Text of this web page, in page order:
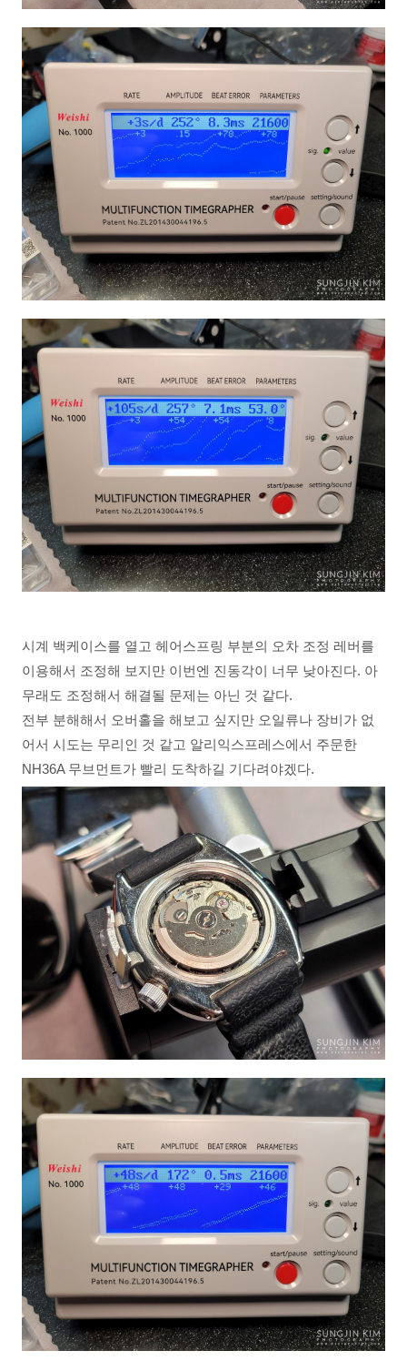
시계 백케이스를 열고 헤어스프링 부분의 오차 조정 레버를
이용해서 조정해 보지만 이번엔 진동각이 너무 낮아진다. 아
무래도 조정해서 해결될 문제는 아닌 것 같다.
전부 분해해서 오버홀을 해보고 싶지만 오일류나 장비가 없
어서 시도는 무리인 것 같고 알리익스프레스에서 주문한
NH36A 무브먼트가 빨리 도착하길 기다려야겠다.